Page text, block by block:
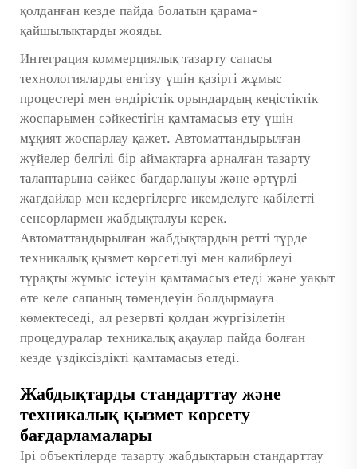
қолданған кезде пайда болатын қарама-
қайшылықтарды жояды.
Интеграция коммерциялық тазарту сапасы
технологияларды енгізу үшін қазіргі жұмыс
процестері мен өндірістік орындардың кеңістіктік
жоспарымен сәйкестігін қамтамасыз ету үшін
мұқият жоспарлау қажет. Автоматтандырылған
жүйелер белгілі бір аймақтарға арналған тазарту
талаптарына сәйкес бағдарлануы және әртүрлі
жағдайлар мен кедергілерге икемделуге қабілетті
сенсорлармен жабдықталуы керек.
Автоматтандырылған жабдықтардың ретті түрде
техникалық қызмет көрсетілуі мен калибрлеуі
тұрақты жұмыс істеуін қамтамасыз етеді және уақыт
өте келе сапаның төмендеуін болдырмауға
көмектеседі, ал резервті қолдан жүргізілетін
процедуралар техникалық ақаулар пайда болған
кезде үздіксіздікті қамтамасыз етеді.
Жабдықтарды стандарттау және
техникалық қызмет көрсету
бағдарламалары
Ірі объектілерде тазарту жабдықтарын стандарттау